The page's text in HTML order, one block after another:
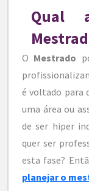
Qual
O Mestrado
é voltado para
uma área ou
de ser hiper
quer ser
esta fase?
planejar o